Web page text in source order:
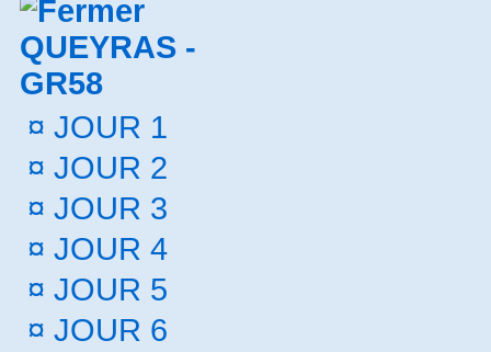
QUEYRAS -
GR58
¤ JOUR 1
¤ JOUR 2
¤ JOUR 3
¤ JOUR 4
¤ JOUR 5
¤ JOUR 6